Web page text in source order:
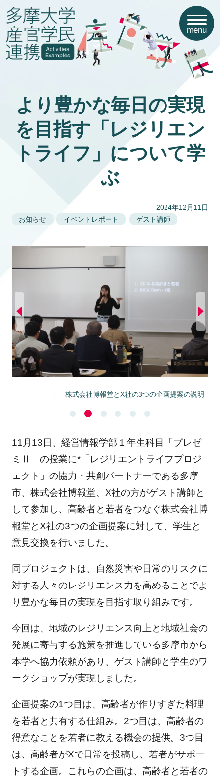
menu
より豊かな毎日の実現
を目指す「レジリエン
トライフ」について学
ぶ
2024年12月11日
お知らせ
イベントレポート ゲスト講師
株式会社博報堂とX社の3つの企画提案の説明
11月13日、経営情報学部１年生科目「プレゼ
ミⅡ」の授業に*「レジリエントライフプロジ
ェクト」の協力・共創パートナーである多摩
市、株式会社博報堂、X社の方がゲスト講師と
して参加し、高齢者と若者をつなぐ株式会社博
報堂とX社の3つの企画提案に対して、学生と
意見交換を行いました。
同プロジェクトは、自然災害や日常のリスクに
対する人々のレジリエンス力を高めることでよ
り豊かな毎日の実現を目指す取り組みです。
今回は、地域のレジリエンス向上と地域社会の
発展に寄与する施策を推進している多摩市から
本学へ協力依頼があり、ゲスト講師と学生のワ
ークショップが実現しました。
企画提案の1つ目は、高齢者が作りすぎた料理
を若者と共有する仕組み。2つ目は、高齢者の
得意なことを若者に教える機会の提供。3つ目
は、高齢者がXで日常を投稿し、若者がサポー
トする企画。これらの企画は、高齢者と若者の